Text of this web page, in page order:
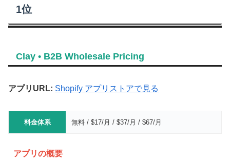
1位
Clay • B2B Wholesale Pricing
アプリURL: Shopify アプリストアで見る
料金体系 無料 / $17/月 / $37/月 / $67/月
アプリの概要